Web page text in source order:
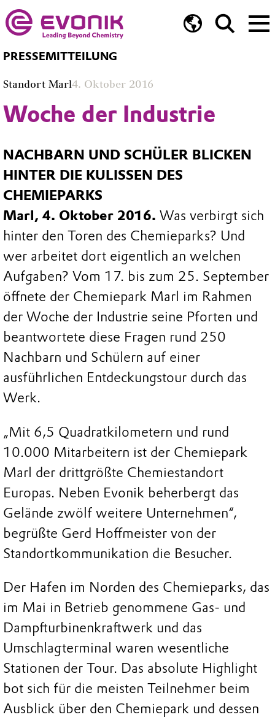
PRESSEMITTEILUNG
Standort Marl4. Oktober 2016
Woche der Industrie
NACHBARN UND SCHÜLER BLICKEN
HINTER DIE KULISSEN DES
CHEMIEPARKS
Marl, 4. Oktober 2016. Was verbirgt sich
hinter den Toren des Chemieparks? Und
wer arbeitet dort eigentlich an welchen
Aufgaben? Vom 17. bis zum 25. September
öffnete der Chemiepark Marl im Rahmen
der Woche der Industrie seine Pforten und
beantwortete diese Fragen rund 250
Nachbarn und Schülern auf einer
ausführlichen Entdeckungstour durch das
Werk.
„Mit 6,5 Quadratkilometern und rund
10.000 Mitarbeitern ist der Chemiepark
Marl der drittgrößte Chemiestandort
Europas. Neben Evonik beherbergt das
Gelände zwölf weitere Unternehmen“,
begrüßte Gerd Hoffmeister von der
Standortkommunikation die Besucher.
Der Hafen im Norden des Chemieparks, das
im Mai in Betrieb genommene Gas- und
Dampfturbinenkraftwerk und das
Umschlagterminal waren wesentliche
Stationen der Tour. Das absolute Highlight
bot sich für die meisten Teilnehmer beim
Ausblick über den Chemiepark und dessen